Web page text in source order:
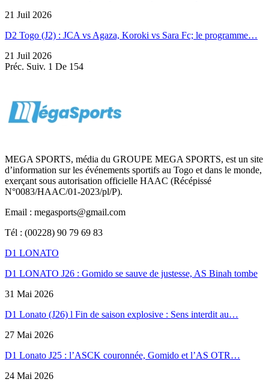
21 Juil 2026
D2 Togo (J2) : JCA vs Agaza, Koroki vs Sara Fc; le programme…
21 Juil 2026
Préc. Suiv. 1 De 154
MEGA SPORTS, média du GROUPE MEGA SPORTS, est un site
d’information sur les événements sportifs au Togo et dans le monde,
exerçant sous autorisation officielle HAAC (Récépissé
N°0083/HAAC/01-2023/pl/P).
Email : megasports@gmail.com
Tél : (00228) 90 79 69 83
D1 LONATO
D1 LONATO J26 : Gomido se sauve de justesse, AS Binah tombe
31 Mai 2026
D1 Lonato (J26) l Fin de saison explosive : Sens interdit au…
27 Mai 2026
D1 Lonato J25 : l’ASCK couronnée, Gomido et l’AS OTR…
24 Mai 2026